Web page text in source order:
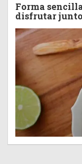
Forma
disfrutar